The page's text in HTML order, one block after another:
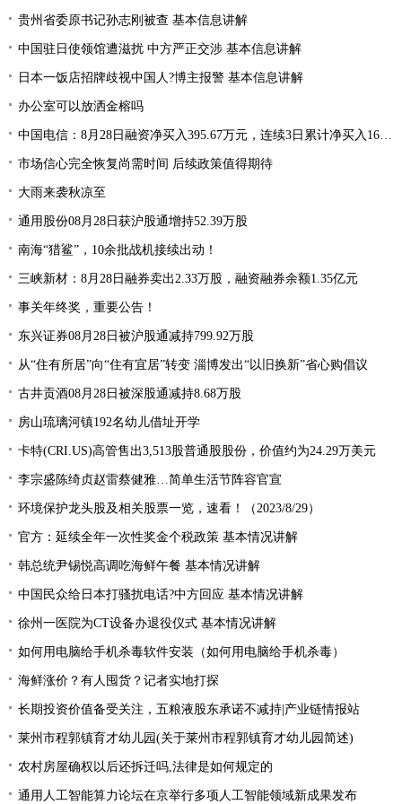
贵州省委原书记孙志刚被查 基本信息讲解
中国驻日使领馆遭滋扰 中方严正交涉 基本信息讲解
日本一饭店招牌歧视中国人?博主报警 基本信息讲解
办公室可以放洒金榕吗
中国电信：8月28日融资净买入395.67万元，连续3日累计净买入1668.15万元
市场信心完全恢复尚需时间 后续政策值得期待
大雨来袭秋凉至
通用股份08月28日获沪股通增持52.39万股
南海“猎鲨”，10余批战机接续出动！
三峡新材：8月28日融券卖出2.33万股，融资融券余额1.35亿元
事关年终奖，重要公告！
东兴证券08月28日被沪股通减持799.92万股
从“住有所居”向“住有宜居”转变 淄博发出“以旧换新”省心购倡议
古井贡酒08月28日被深股通减持8.68万股
房山琉璃河镇192名幼儿借址开学
卡特(CRI.US)高管售出3,513股普通股股份，价值约为24.29万美元
李宗盛陈绮贞赵雷蔡健雅…简单生活节阵容官宣
环境保护龙头股及相关股票一览，速看！（2023/8/29）
官方：延续全年一次性奖金个税政策 基本情况讲解
韩总统尹锡悦高调吃海鲜午餐 基本情况讲解
中国民众给日本打骚扰电话?中方回应 基本情况讲解
徐州一医院为CT设备办退役仪式 基本情况讲解
如何用电脑给手机杀毒软件安装（如何用电脑给手机杀毒）
海鲜涨价？有人囤货？记者实地打探
长期投资价值备受关注，五粮液股东承诺不减持|产业链情报站
莱州市程郭镇育才幼儿园(关于莱州市程郭镇育才幼儿园简述)
农村房屋确权以后还拆迁吗,法律是如何规定的
通用人工智能算力论坛在京举行多项人工智能领域新成果发布